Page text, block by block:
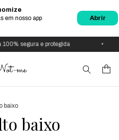
em nosso app
Abrir
100% segura e protegida •
baixo
baixo